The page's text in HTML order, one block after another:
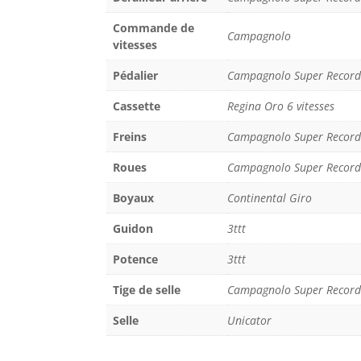
Commande de
vitesses
Campagnolo
Pédalier
Campagnolo Super
Cassette
Regina Oro 6 vitesses
Freins
Campagnolo Super Record
Roues
Campagnolo Super Record
Boyaux
Continental Giro
Guidon
3ttt
Potence
3ttt
Tige de selle
Campagnolo Super Record
Selle
Unicator